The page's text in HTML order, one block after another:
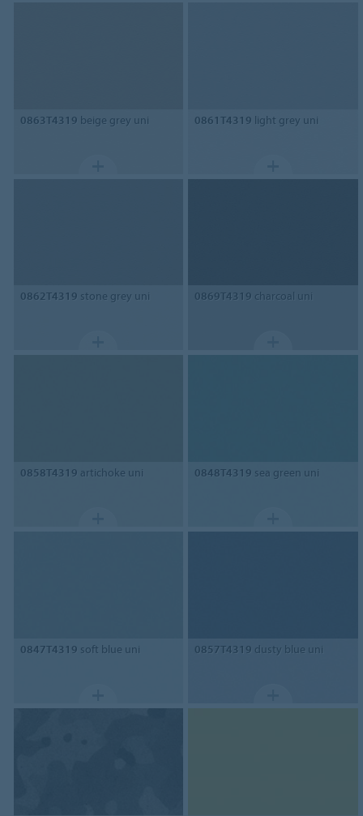
0863T4319 beige grey uni 0861T4319 light grey uni
0862T4319 stone grey uni 0869T4319 charcoal uni
0858T4319 artichoke uni 0848T4319 sea green uni
0847T4319 soft blue uni 0857T4319 dusty blue uni